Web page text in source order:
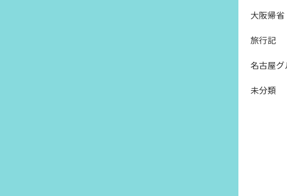
大阪帰省
旅行記
名古屋グ
未分類